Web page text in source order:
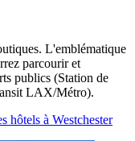
L'emblématique
parcourir et
publics (Station de
LAX/Métro).
hôtels à Westchester